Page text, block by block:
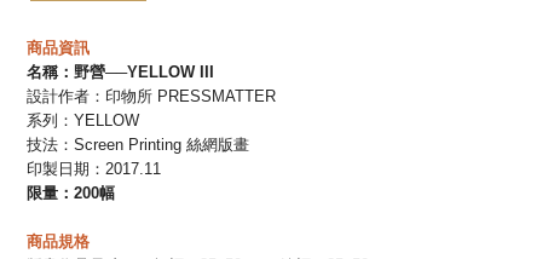
商品資訊
名稱： 野營──YELLOW III
設計作者：印物所 PRESSMATTER
系列：YELLOW
技法： Screen Printing 絲網版畫
印製日期：2017.11
限量：200幅
商品規格